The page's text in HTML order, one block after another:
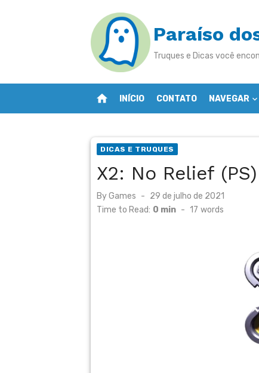
Paraíso
Truques e Dicas você
home INÍCIO CONTATO NAVEGAR
DICAS E TRUQUES
X2: No Relief (PS)
ByGames
Posted
on
29 de julho de 2021
Time to Read: 0 min - 17 words